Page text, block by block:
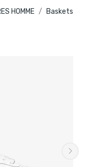
HOMME
Baskets